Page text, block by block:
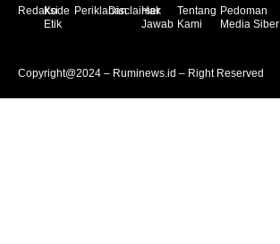
RedaksiKode
Etik
PeriklananDisclaimer
Hak
Jawab
Tentang
Kami
Pedoman
Media Siber
Copyright@2024 – Ruminews.id – Right Reserved